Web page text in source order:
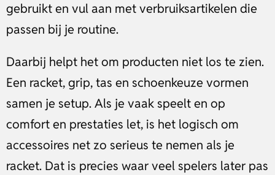
gebruikt en vul aan met verbruiksartikelen die
passen bij je routine.
Daarbij helpt het om producten niet los te zien.
Een racket, grip, tas en schoenkeuze vormen
samen je setup. Als je vaak speelt en op
comfort en prestaties let, is het logisch om
accessoires net zo serieus te nemen als je
racket. Dat is precies waar veel spelers later pas